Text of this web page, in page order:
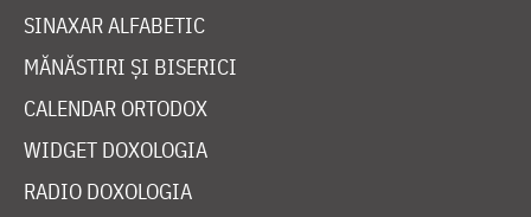
SINAXAR ALFABETIC
MĂNĂSTIRI ȘI BISERICI
CALENDAR ORTODOX
WIDGET DOXOLOGIA
RADIO DOXOLOGIA